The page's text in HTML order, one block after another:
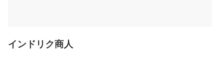
インドリク商人